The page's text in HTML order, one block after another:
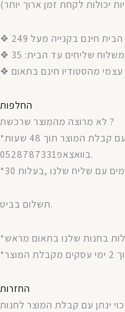
יכולות לקחת זמן ארוך יותר)
עצמי מהסטודיו חינם בתאום
החלפות
לא מרוצה מהמוצר שרכשת ?
*יש ליצור קשר עם קבלת המוצר תוך 48 שעות
בוואצאפ0528787331.
תשלום בביט.
החזרות